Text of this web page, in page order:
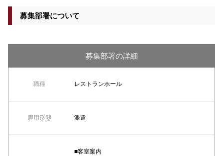
募集部署について
募集部署の詳細
職種 レストランホール
雇用形態 派遣
■客室案内